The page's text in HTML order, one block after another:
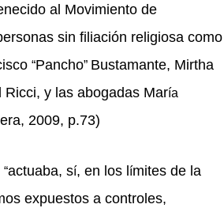
al Movimiento de
sin filiación religiosa como
“Pancho” Bustamante, Mirtha
Ricci, y las abogadas María
2009, p.73)
“actuaba, sí, en los l ímites de la
expuestos a controles,